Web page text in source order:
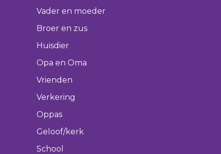
Vader en moeder
Broer en zus
Huisdier
Opa en Oma
Vrienden
Verkering
Oppas
Geloof/kerk
School